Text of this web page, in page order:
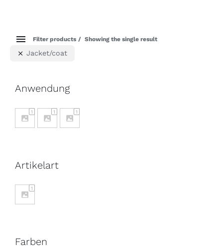
Filter products Showing the single result
Jacket/coat
Anwendung
1 1 1
Artikelart
1
Farben